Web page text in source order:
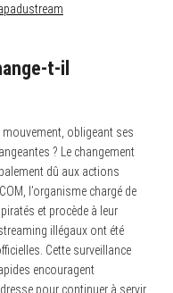
t-il
obligeant ses
? Le changement
dû aux actions
l’organisme chargé de
et procède à leur
illégaux ont été
Cette surveillance
encouragent
pour continuer à servir